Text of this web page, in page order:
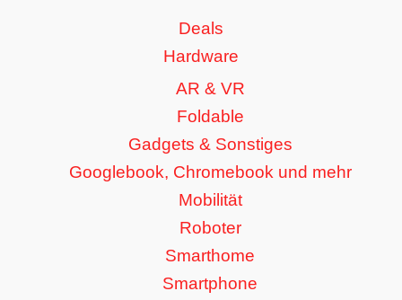
Deals
Hardware
AR & VR
Foldable
Gadgets & Sonstiges
Googlebook, Chromebook und mehr
Mobilität
Roboter
Smarthome
Smartphone